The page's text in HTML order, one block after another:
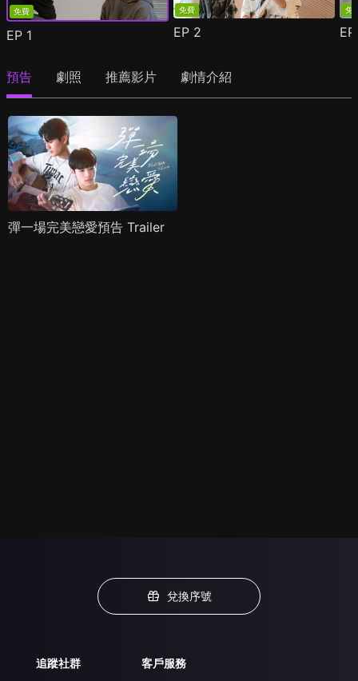
免費
EP 1
免費
EP 2
免
預告 劇照 推薦影片 劇情介紹
彈一場完美戀愛預告 Trailer
兌換序號
追蹤社群 客戶服務